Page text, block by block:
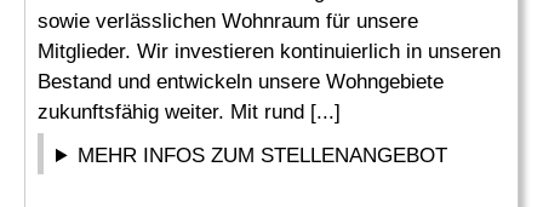
sowie verlässlichen Wohnraum für unsere
Mitglieder. Wir investieren kontinuierlich in unseren
Bestand und entwickeln unsere Wohngebiete
zukunftsfähig weiter. Mit rund [...]
MEHR INFOS ZUM STELLENANGEBOT